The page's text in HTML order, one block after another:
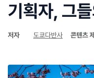
기획자, 그
저자 도쿄다반사 콘텐츠